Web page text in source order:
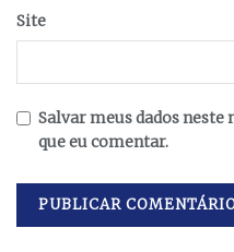
Site
Salvar meus dados
que eu comentar.